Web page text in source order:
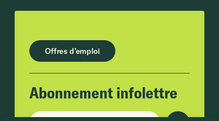
Offres d’emploi
Abonnement infolettre
Adresse courriel